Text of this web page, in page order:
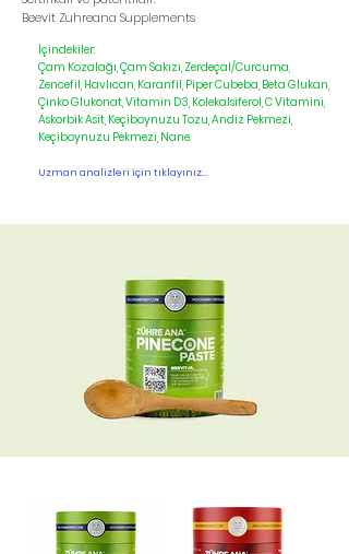
Beevit Zuhreana Supplements
İçindekiler:
Çam Kozalağı, Çam Sakızı, Zerdeçal/Curcuma,
Zencefil, Havlıcan, Karanfil, Piper Cubeba, Beta Glukan,
Çinko Glukonat, Vitamin D3, Kolekalsiferol, C Vitamini,
Askorbik Asit, Keçiboynuzu Tozu, Andiz Pekmezi,
Keçiboynuzu Pekmezi, Nane.
Uzman analizleri için tıklayınız...